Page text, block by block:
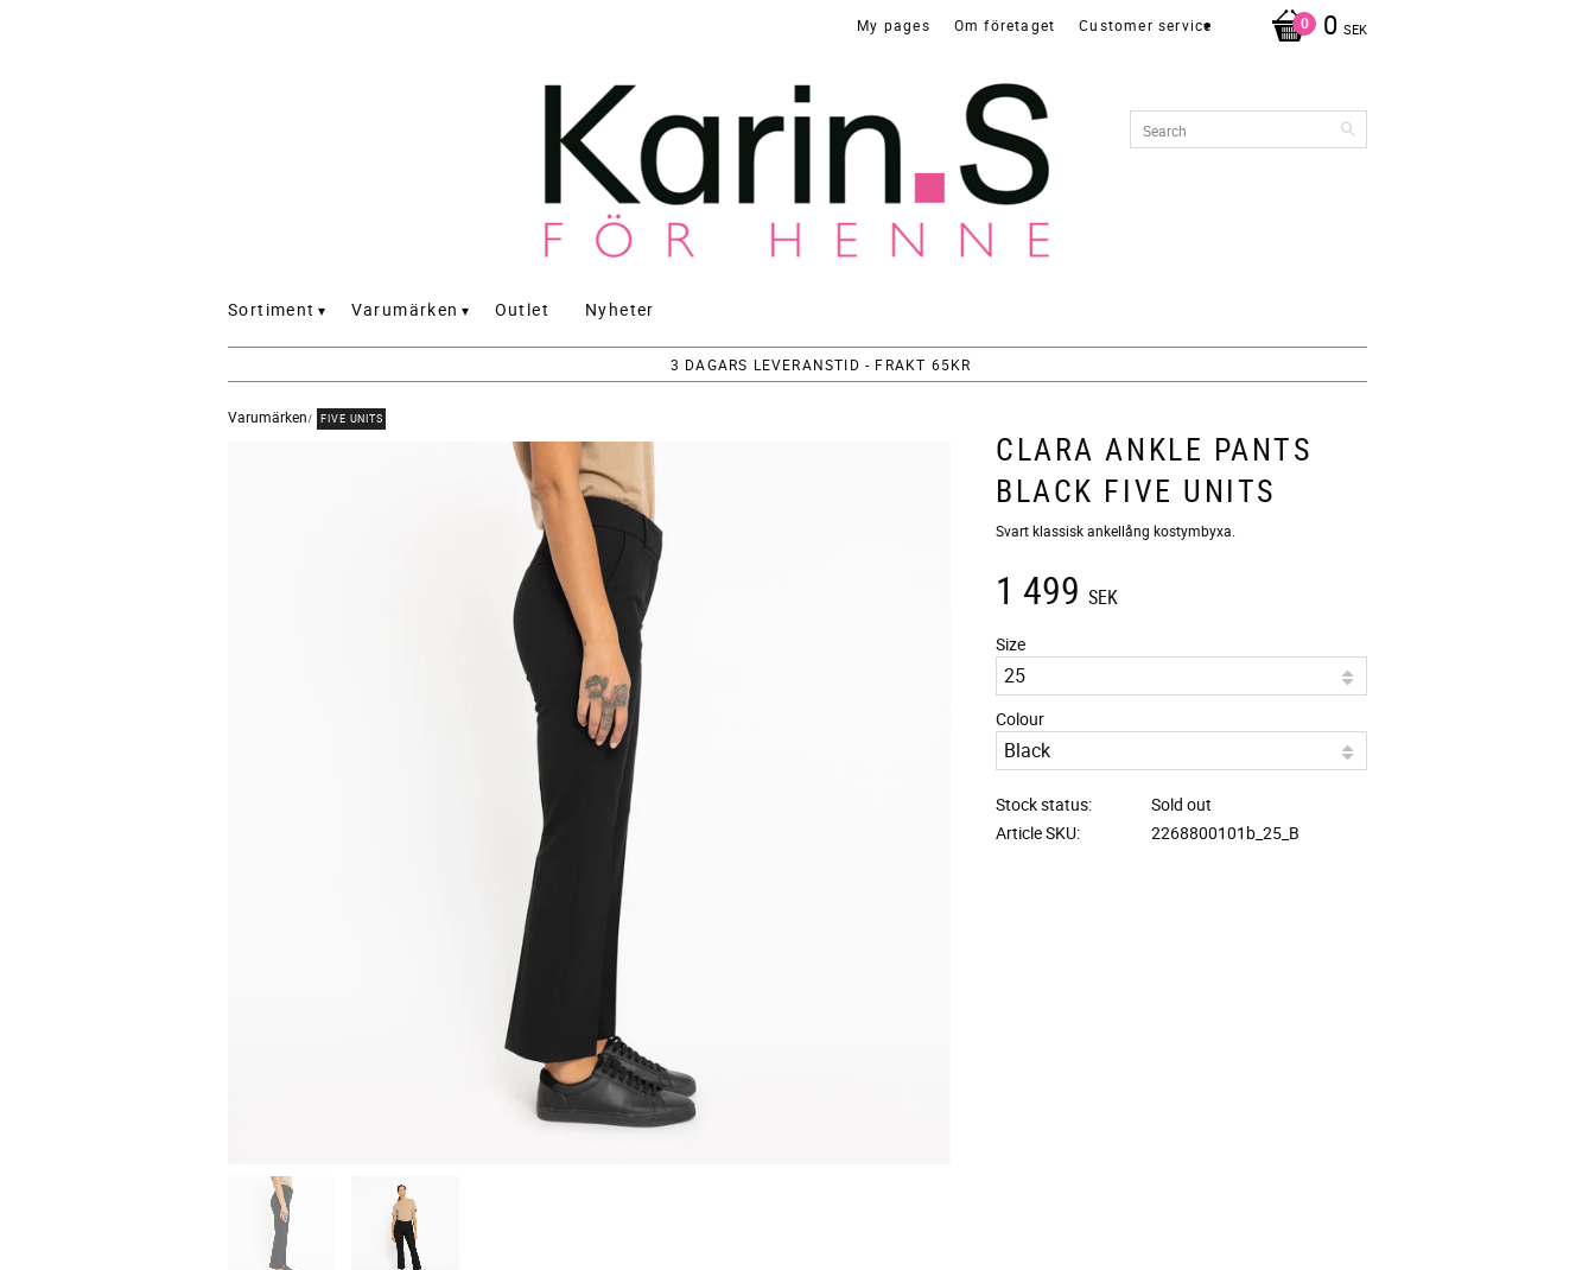
0 SEK
My pages Om företaget Customer service
Sortiment Varumärken Outlet Nyheter
3 DAGARS LEVERANSTID - FRAKT 65KR
Varumärken FIVE UNITS
CLARA ANKLE PANTS
BLACK FIVE UNITS
​Svart klassisk ankellång kostymbyxa.
1 499 SEK
Size
Colour
Stock status
Sold out
Article SKU
2268800101b_25_B